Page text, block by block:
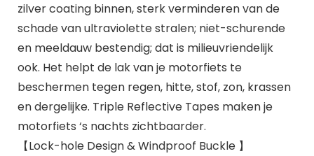
zilver coating binnen, sterk verminderen van de
schade van ultraviolette stralen; niet-schurende
en meeldauw bestendig; dat is milieuvriendelijk
ook. Het helpt de lak van je motorfiets te
beschermen tegen regen, hitte, stof, zon, krassen
en dergelijke. Triple Reflective Tapes maken je
motorfiets ‘s nachts zichtbaarder.
【Lock-hole Design & Windproof Buckle 】